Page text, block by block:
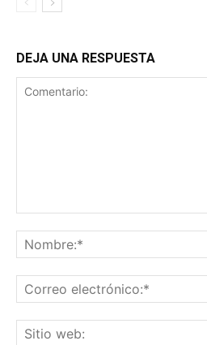
DEJA UNA RESPUESTA